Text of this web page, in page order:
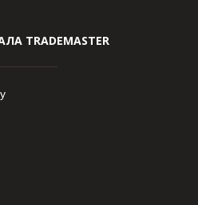
TRADEMASTER